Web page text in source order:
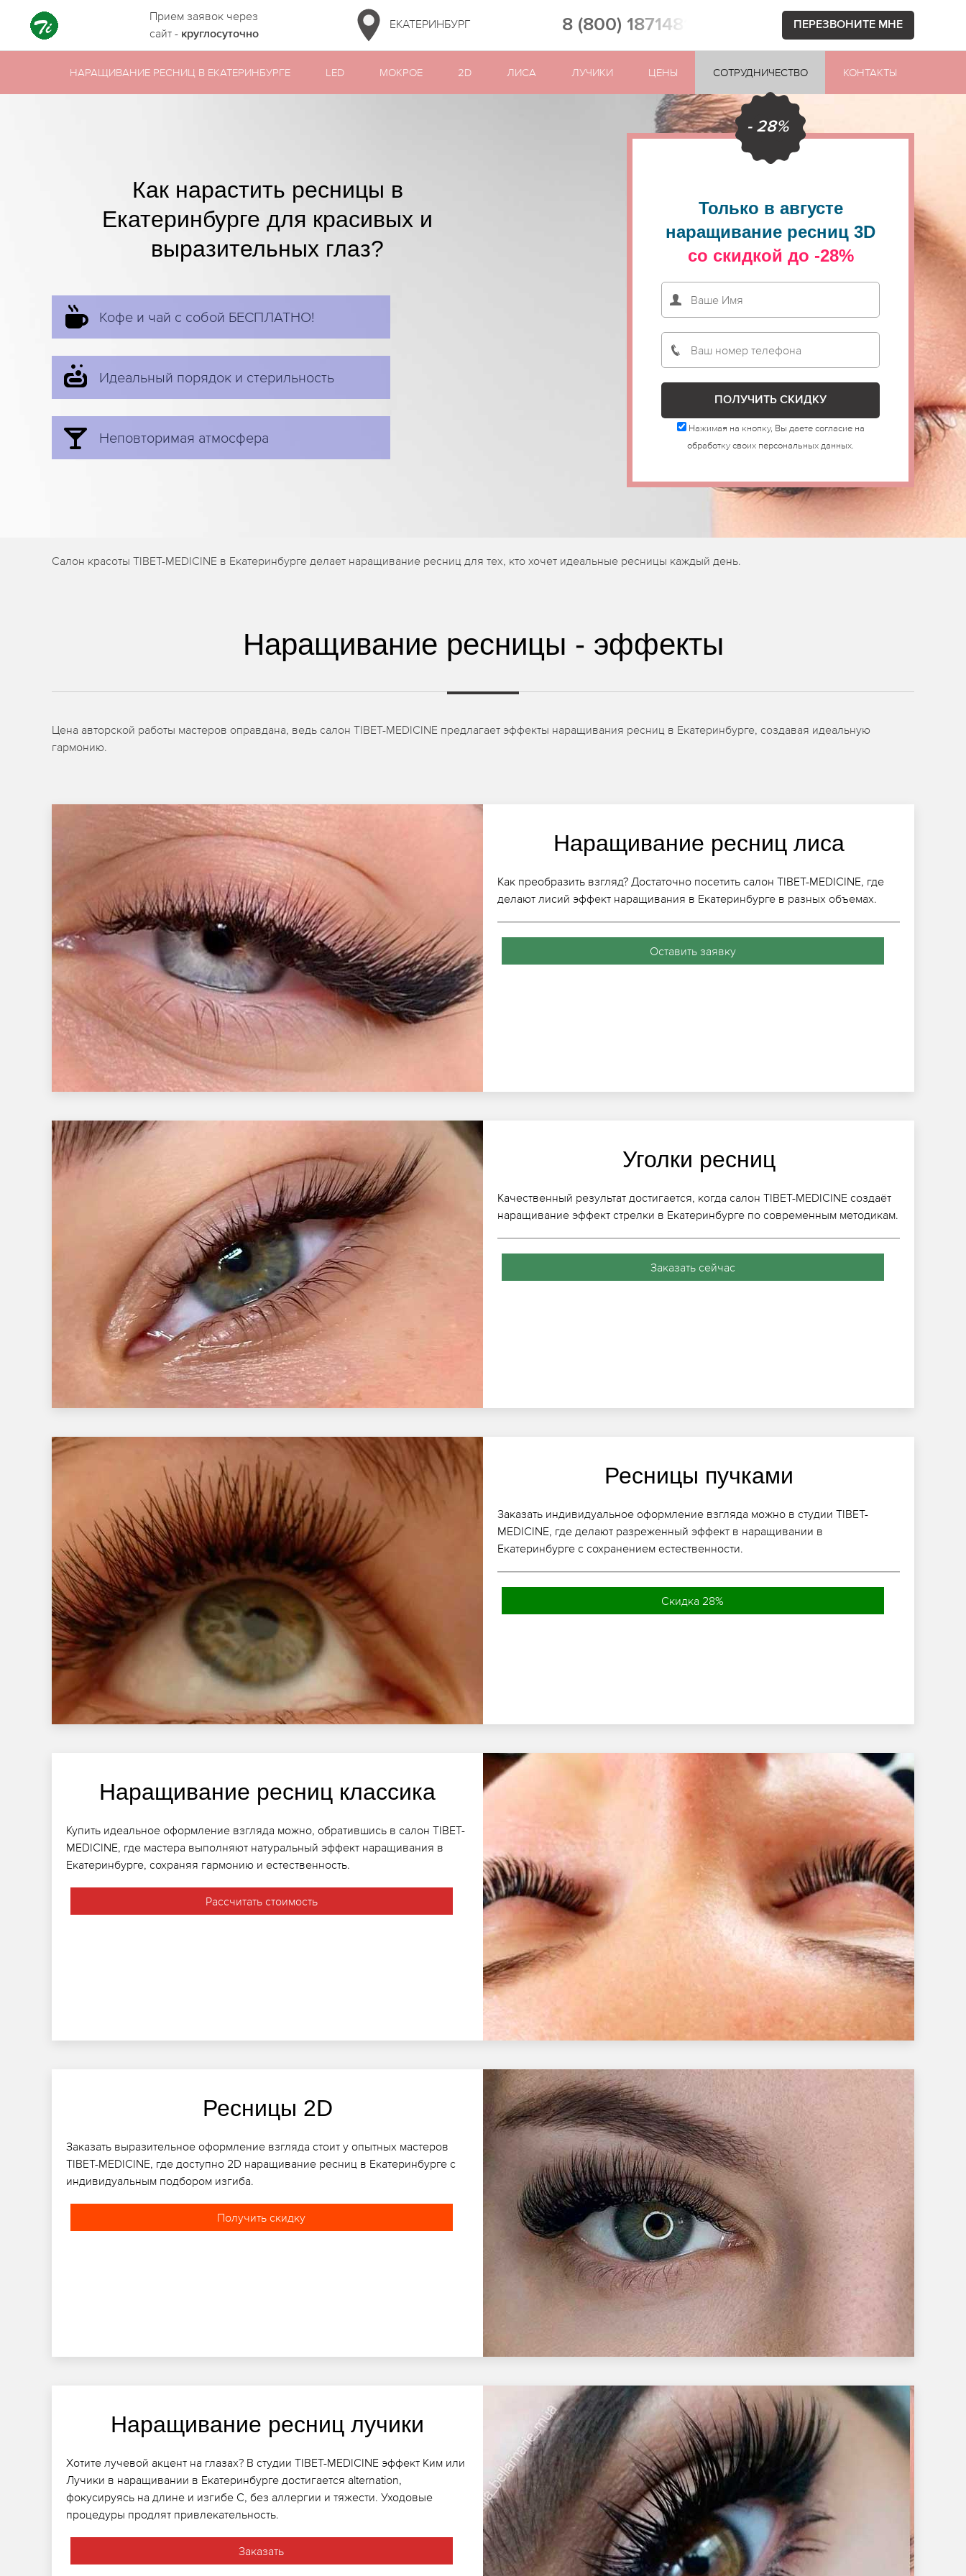
Прием заявок через
сайт - круглосуточно
ЕКАТЕРИНБУРГ 8 (800) 1871481 ПЕРЕЗВОНИТЕ МНЕ
НАРАЩИВАНИЕ РЕСНИЦ В ЕКАТЕРИНБУРГЕ LED МОКРОЕ 2D ЛИСА ЛУЧИКИ ЦЕНЫ СОТРУДНИЧЕСТВО КОНТАКТЫ
Как нарастить ресницы в
Екатеринбурге для красивых и
выразительных глаз?
Кофе и чай с собой БЕСПЛАТНО!
Идеальный порядок и стерильность
Неповторимая атмосфера
- 28%
Только в августе
наращивание ресниц 3D
со скидкой до -28%
Нажимая на кнопку, Вы даете согласие на
обработку своих персональных данных.
Салон красоты TIBET-MEDICINE в Екатеринбурге делает наращивание ресниц для тех, кто хочет идеальные ресницы каждый день.
Наращивание ресницы - эффекты
Цена авторской работы мастеров оправдана, ведь салон TIBET-MEDICINE предлагает эффекты наращивания ресниц в Екатеринбурге, создавая идеальную
гармонию.
Наращивание ресниц лиса
Как преобразить взгляд? Достаточно посетить салон TIBET-MEDICINE, где
делают лисий эффект наращивания в Екатеринбурге в разных объемах.
Оставить заявку
Уголки ресниц
Качественный результат достигается, когда салон TIBET-MEDICINE создаёт
наращивание эффект стрелки в Екатеринбурге по современным методикам.
Заказать сейчас
Ресницы пучками
Заказать индивидуальное оформление взгляда можно в студии TIBET-
MEDICINE, где делают разреженный эффект в наращивании в
Екатеринбурге с сохранением естественности.
Скидка 28%
Наращивание ресниц классика
Купить идеальное оформление взгляда можно, обратившись в салон TIBET-
MEDICINE, где мастера выполняют натуральный эффект наращивания в
Екатеринбурге, сохраняя гармонию и естественность.
Рассчитать стоимость
Ресницы 2D
Заказать выразительное оформление взгляда стоит у опытных мастеров
TIBET-MEDICINE, где доступно 2D наращивание ресниц в Екатеринбурге с
индивидуальным подбором изгиба.
Получить скидку
Наращивание ресниц лучики
Хотите лучевой акцент на глазах? В студии TIBET-MEDICINE эффект Ким или
Лучики в наращивании в Екатеринбурге достигается alternation,
фокусируясь на длине и изгибе C, без аллергии и тяжести. Уходовые
процедуры продлят привлекательность.
Заказать